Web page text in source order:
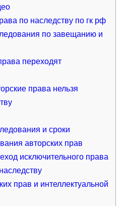
по наследству по гк рф
по завещанию и
переходят
права нельзя
и сроки
авторских прав
исключительного права
прав и интеллектуальной